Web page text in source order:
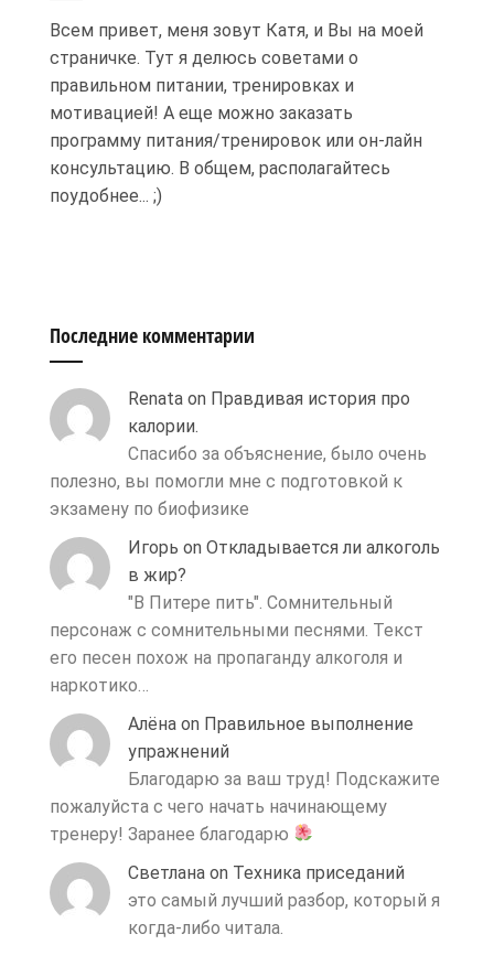
Всем привет, меня зовут Катя, и Вы на моей
страничке. Тут я делюсь советами о
правильном питании, тренировках и
мотивацией! А еще можно заказать
программу питания/тренировок или он-лайн
консультацию. В общем, располагайтесь
поудобнее... ;)
Последние комментарии
Renata on Правдивая история про
калории.
Спасибо за объяснение, было очень
полезно, вы помогли мне с подготовкой к
экзамену по биофизике
Игорь on Откладывается ли алкоголь
в жир?
"В Питере пить". Сомнительный
персонаж с сомнительными песнями. Текст
его песен похож на пропаганду алкоголя и
наркотико…
Алёна on Правильное выполнение
упражнений
Благодарю за ваш труд! Подскажите
пожалуйста с чего начать начинающему
тренеру! Заранее благодарю
Светлана on Техника приседаний
это самый лучший разбор, который я
когда-либо читала.